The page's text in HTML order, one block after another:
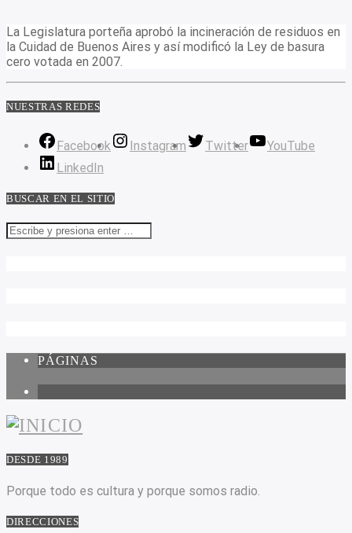
La Legislatura porteña aprobó la incineración de residuos en
la Cuidad de Buenos Aires y así modificó la Ley de basura
cero votada en 2007.
NUESTRAS REDES
Facebook Instagram Twitter
YouTube
LinkedIn
BUSCAR EN EL SITIO
PÁGINAS
DESDE 1989
Porque todo es cultura y porque somos radio.
DIRECCIONES